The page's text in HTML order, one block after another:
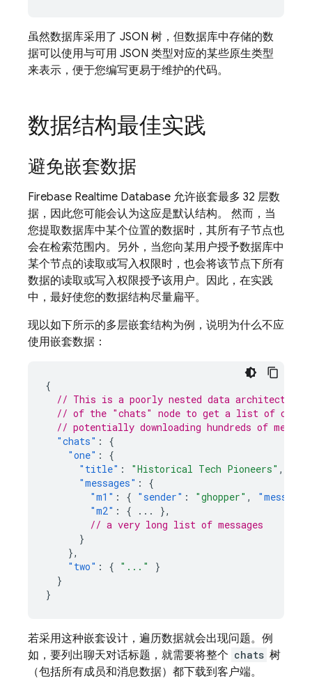
虽然数据库采用了 JSON 树，但数据库中存储的数
据可以使用与可用 JSON 类型对应的某些原生类型
来表示，便于您编写更易于维护的代码。
数据结构最佳实践
避免嵌套数据
Firebase Realtime Database 允许嵌套最多 32 层数
据，因此您可能会认为这应是默认结构。 然而，当
您提取数据库中某个位置的数据时，其所有子节点也
会在检索范围内。另外，当您向某用户授予数据库中
某个节点的读取或写入权限时，也会将该节点下所有
数据的读取或写入权限授予该用户。因此，在实践
中，最好使您的数据结构尽量扁平。
现以如下所示的多层嵌套结构为例，说明为什么不应
使用嵌套数据：
{
// This is a poorly nested data architecture,
// of the "chats" node to get a list of
// potentially downloading hundreds of
"chats" :
{
"one" :
{
"title" : "Historical Tech Pioneers" ,
"messages" :
{
"m1" : { "sender" : "ghopper" , "message"
"m2" : { ...
},
// a very long list of messages
}
},
"two" : { "..."
}
}
}
若采用这种嵌套设计，遍历数据就会出现问题。例
如，要列出聊天对话标题，就需要将整个 chats 树
（包括所有成员和消息数据）都下载到客户端。